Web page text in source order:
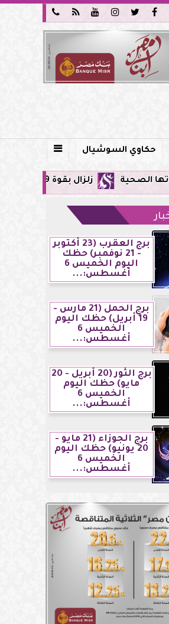






حكاوي السوشيال 
زلزال بقوة 5.9 ريختر يشعر به سكان القاهرة وعدة محافظات.. مركزه شرق البحر المتوسط
برج العقرب (23 أكتوبر
- 21 نوفمبر) حظك
اليوم الخميس 6
أغسطس:...
برج الحمل (21 مارس -
19 أبريل) حظك اليوم
الخميس 6
أغسطس:...
برج الثور (20 أبريل - 20
مايو) حظك اليوم
الخميس 6
أغسطس:...
برج الجوزاء (21 مايو -
20 يونيو) حظك اليوم
الخميس 6
أغسطس:...